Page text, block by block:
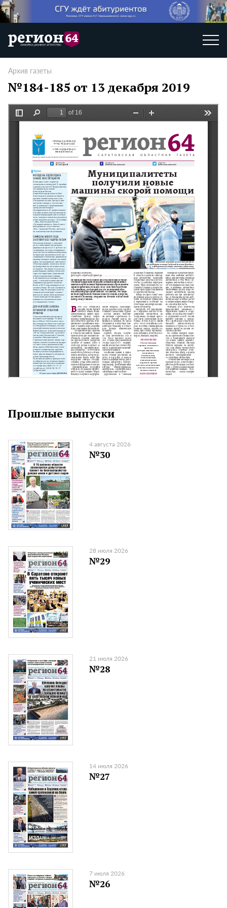
Архив газеты
№184-185 от 13 декабря 2019
Прошлые выпуски
4 августа 2026
№30
28 июля 2026
№29
21 июля 2026
№28
14 июля 2026
№27
7 июля 2026
№26